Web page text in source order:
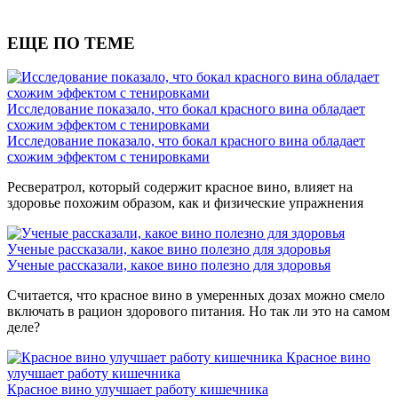
ЕЩЕ ПО ТЕМЕ
Исследование показало, что бокал красного вина обладает
схожим эффектом с тенировками
Исследование показало, что бокал красного вина обладает
схожим эффектом с тенировками
Ресвератрол, который содержит красное вино, влияет на
здоровье похожим образом, как и физические упражнения
Ученые рассказали, какое вино полезно для здоровья
Ученые рассказали, какое вино полезно для здоровья
Считается, что красное вино в умеренных дозах можно смело
включать в рацион здорового питания. Но так ли это на самом
деле?
Красное вино
улучшает работу кишечника
Красное вино улучшает работу кишечника